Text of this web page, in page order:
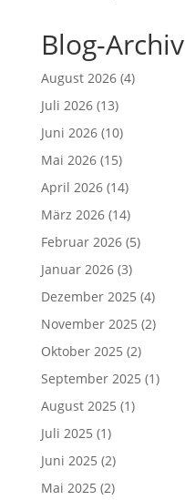
Blog-Archiv
August 2026(4)
Juli 2026(13)
Juni 2026(10)
Mai 2026(15)
April 2026(14)
März 2026(14)
Februar 2026(5)
Januar 2026(3)
Dezember 2025 (4)
November 2025 (2)
Oktober 2025 (2)
September 2025 (1)
August 2025 (1)
Juli 2025 (1)
Juni 2025 (2)
Mai 2025 (2)